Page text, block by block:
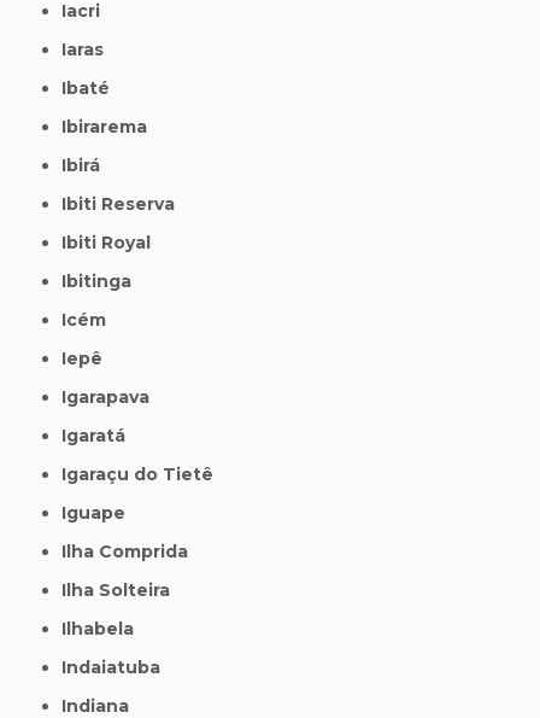
Iacri
Iaras
Ibaté
Ibirarema
Ibirá
Ibiti Reserva
Ibiti Royal
Ibitinga
Icém
Iepê
Igarapava
Igaratá
Igaraçu do Tietê
Iguape
Ilha Comprida
Ilha Solteira
Ilhabela
Indaiatuba
Indiana